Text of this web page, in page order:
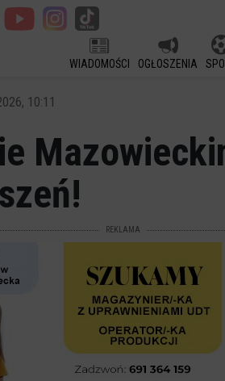
WIADOMOŚCI OGŁOSZENIA
10:11
REKLAMA